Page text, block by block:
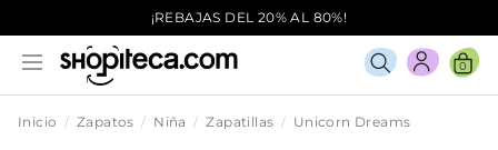
¡REBAJAS DEL 20% AL 80%!
0
Inicio Zapatos Niña Zapatillas Unicorn Dreams